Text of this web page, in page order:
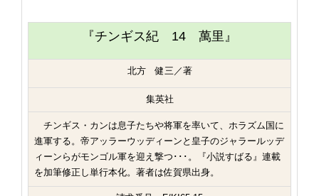
『チンギス紀 14 萬里』
北方 健三／著
集英社
チンギス・カンは息子たちや将軍を率いて、ホラズム国に
進軍する。帝アッラーウッディーンと皇子のジャラールッデ
ィーンらがモンゴル軍を迎え撃つ･･･。『小説すばる』連載
を加筆修正し単行本化。著者は佐賀県出身。